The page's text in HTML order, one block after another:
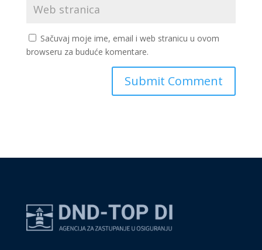
Sačuvaj moje ime, email i web stranicu u ovom
browseru za buduće komentare.